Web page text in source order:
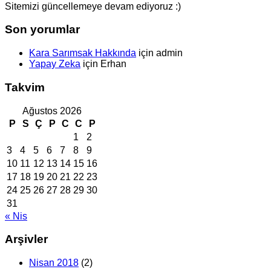
Sitemizi güncellemeye devam ediyoruz :)
Son yorumlar
Kara Sarımsak Hakkında için admin
Yapay Zeka için Erhan
Takvim
Ağustos 2026
P
S Ç P C C
P
1
2
3
4 5 6 7 8
9
10 11 12 13 14 15 16
17 18 19 20 21 22 23
24 25 26 27 28 29 30
31
« Nis
Arşivler
Nisan 2018 (2)